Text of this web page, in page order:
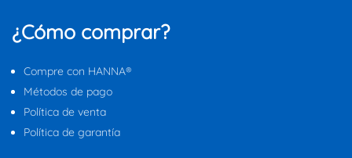
¿Cómo comprar?
Compre con HANNA®
Métodos de pago
Política de venta
Política de garantía